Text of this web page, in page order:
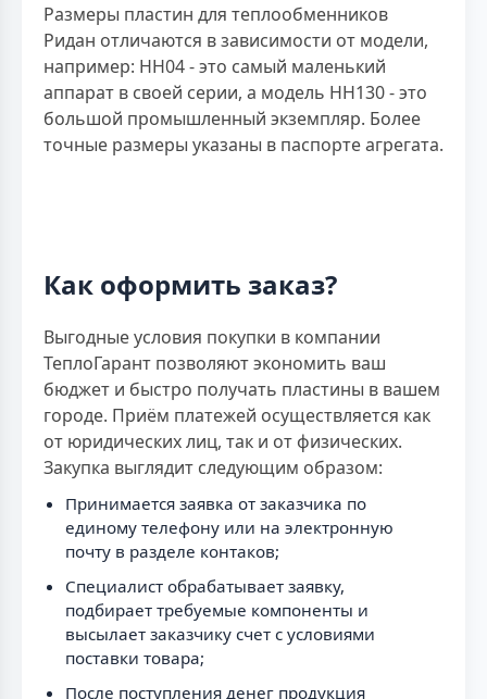
Размеры пластин для теплообменников
Ридан отличаются в зависимости от модели,
например: НН04 - это самый маленький
аппарат в своей серии, а модель НН130 - это
большой промышленный экземпляр. Более
точные размеры указаны в паспорте агрегата.
Как оформить заказ?
Выгодные условия покупки в компании
ТеплоГарант позволяют экономить ваш
бюджет и быстро получать пластины в вашем
городе. Приём платежей осуществляется как
от юридических лиц, так и от физических.
Закупка выглядит следующим образом:
Принимается заявка от заказчика по
единому телефону или на электронную
почту в разделе контаков;
Специалист обрабатывает заявку,
подбирает требуемые компоненты и
высылает заказчику счет с условиями
поставки товара;
После поступления денег продукция